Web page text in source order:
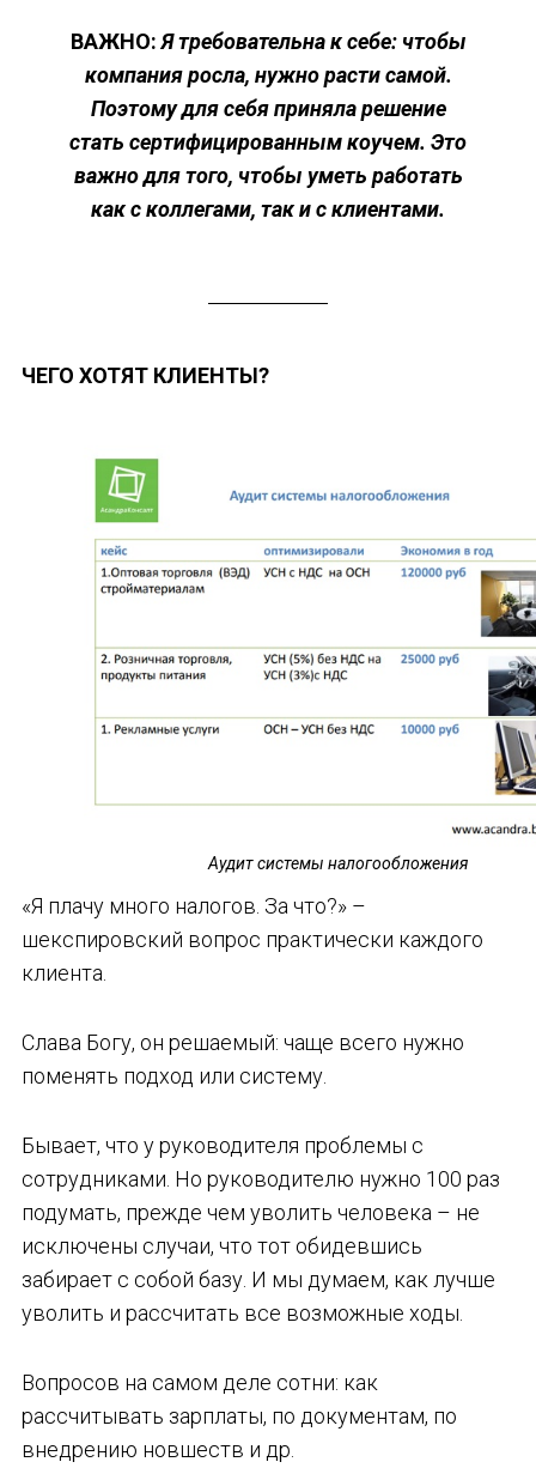
ВАЖНО:Я требовательна к себе: чтобы
компания росла, нужно расти самой.
Поэтому для себя приняла решение
стать сертифицированным коучем. Это
важно для того, чтобы уметь работать
как с коллегами, так и с клиентами.
ЧЕГО ХОТЯТ КЛИЕНТЫ?
Аудит системы налогообложения
«Я плачу много налогов. За что?» –
шекспировский вопрос практически каждого
клиента.
Слава Богу, он решаемый: чаще всего нужно
поменять подход или систему.
Бывает, что у руководителя проблемы с
сотрудниками. Но руководителю нужно 100 раз
подумать, прежде чем уволить человека – не
исключены случаи, что тот обидевшись
забирает с собой базу. И мы думаем, как лучше
уволить и рассчитать все возможные ходы.
Вопросов на самом деле сотни: как
рассчитывать зарплаты, по документам, по
внедрению новшеств и др.